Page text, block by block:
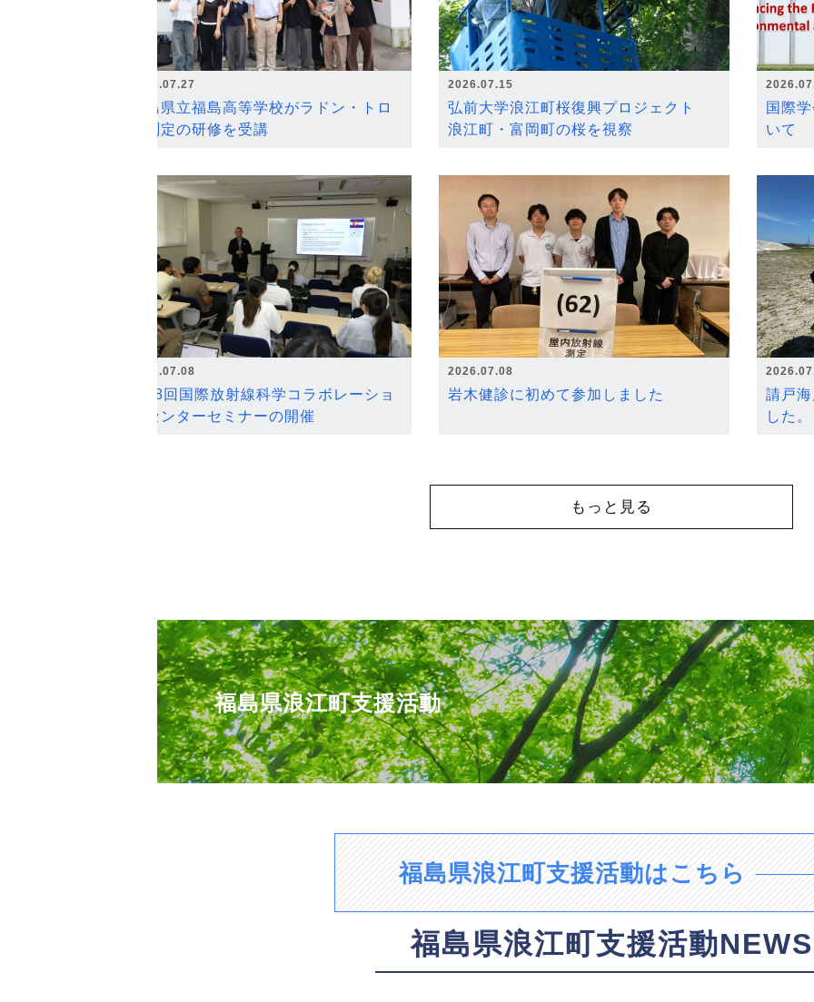
2026.07.27
福島県立福島高等学校がラドン・トロ
ン測定の研修を受講
2026.07.15
弘前大学浪江町桜復興プロジェクト
浪江町・富岡町の桜を視察
国際
いて
2026.07.08
第18回国際放射線科学コラボレーショ
ンセンターセミナーの開催
2026.07.08
岩木健診に初めて参加しました
請戸
した。
もっと見る
福島県浪江町支援活動
福島県浪江町支援活動はこちら
福島県浪江町支援活動NEWS